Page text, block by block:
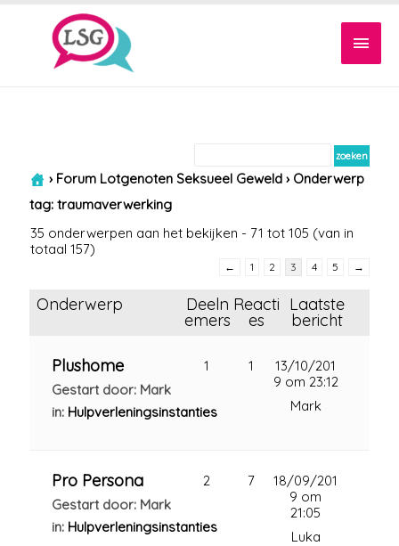
› Forum Lotgenoten Seksueel Geweld › Onderwerp
tag: traumaverwerking
35 onderwerpen aan het bekijken - 71 tot 105 (van in
totaal 157)
← 1 2 3 4 5 →
Onderwerp Deeln
emers
Reacti
es
Laatste
bericht
Plushome
Gestart door: Mark
in: Hulpverleningsinstanties
1 1
13/10/201
9 om 23:12
Mark
Pro Persona
Gestart door: Mark
in: Hulpverleningsinstanties
2 7
18/09/201
9 om
21:05
Luka